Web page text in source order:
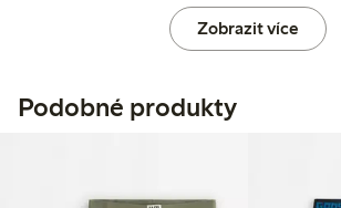
Zobrazit více
Podobné produkty